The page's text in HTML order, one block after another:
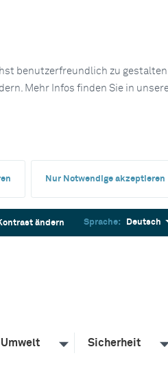
benutzerfreundlich zu
Mehr Infos finden Sie in
Nur Notwendige akzeptieren
ändern Sprache: Deutsch
Umwelt Sicherheit